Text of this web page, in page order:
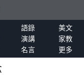
語錄
美文
演講
家教
名言 更多